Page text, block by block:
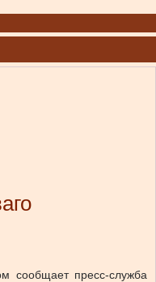
сообщает пресс-служба